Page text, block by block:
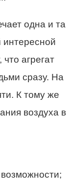
одна и та
интересной
агрегат
сразу. На
К тому же
воздуха в